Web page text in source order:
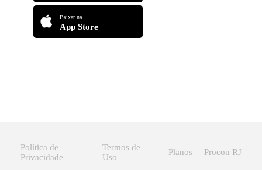
Baixar na
App Store
Política de
Privacidade
Termos de
Uso
Planos Procon RJ